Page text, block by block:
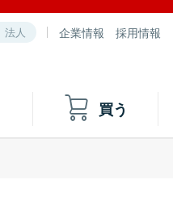
法人 企業情報 採用情報
買う